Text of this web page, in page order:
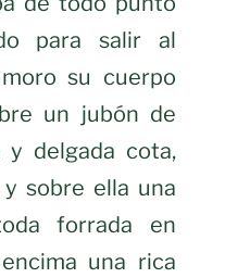
para salir al
su cuerpo
un jubón de
delgada cota,
sobre ella una
forrada en
una rica